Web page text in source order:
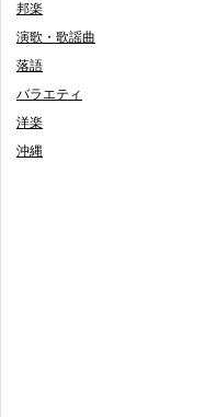
邦楽
演歌・歌謡曲
落語
バラエティ
洋楽
沖縄